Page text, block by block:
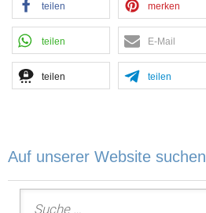
teilen merken
teilen E-Mail
teilen teilen
Auf unserer Website suchen
Suche nach: